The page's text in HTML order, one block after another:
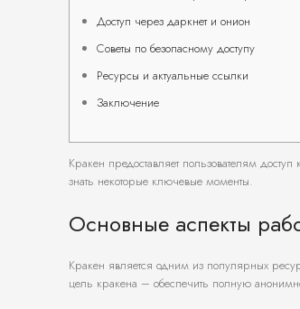
Доступ через даркнет и онион
Советы по безопасному доступу
Ресурсы и актуальные ссылки
Заключение
Кракен предоставляет пользователям
знать некоторые ключевые моменты.
Основные аспекты
Кракен является одним из популярных
цель кракена – обеспечить полную